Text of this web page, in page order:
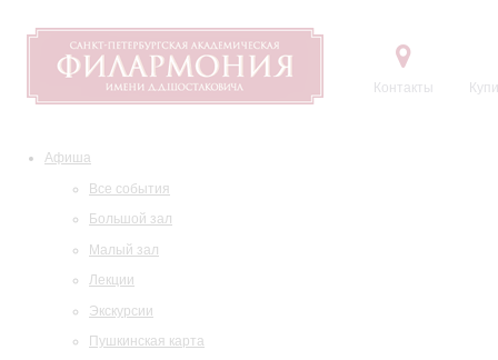
Контакты
Афиша
Все события
Большой зал
Малый зал
Лекции
Экскурсии
Пушкинская карта